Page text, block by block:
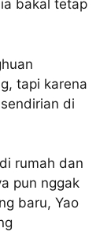
bakal tetap
tapi karena
di
rumah dan
pun nggak
baru, Yao